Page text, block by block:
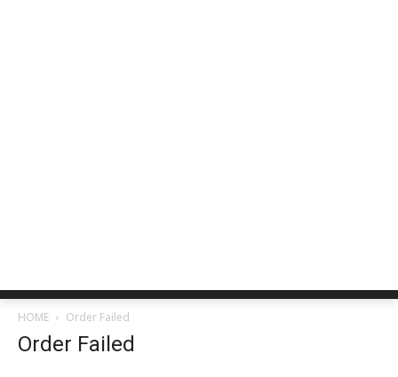
HOME Order Failed
Order Failed